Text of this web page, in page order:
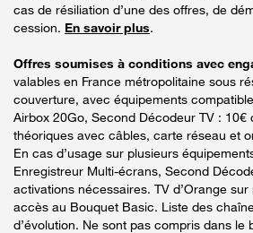
cas de résiliation d’une des offres, de
cession. En savoir plus.
Offres soumises à conditions avec
valables en France métropolitaine sous
couverture, avec équipements
Airbox 20Go, Second Décodeur TV : 10€
théoriques avec câbles, carte réseau et
En cas d’usage sur plusieurs
Enregistreur Multi-écrans, Second
activations nécessaires. TV d’Orange
accès au Bouquet Basic. Liste des
d’évolution. Ne sont pas compris dans le